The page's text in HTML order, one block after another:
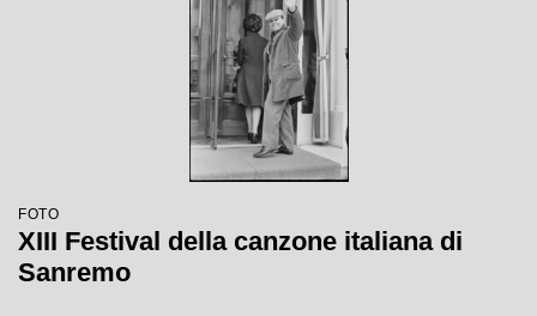
FOTO
XIII Festival della canzone italiana di
Sanremo